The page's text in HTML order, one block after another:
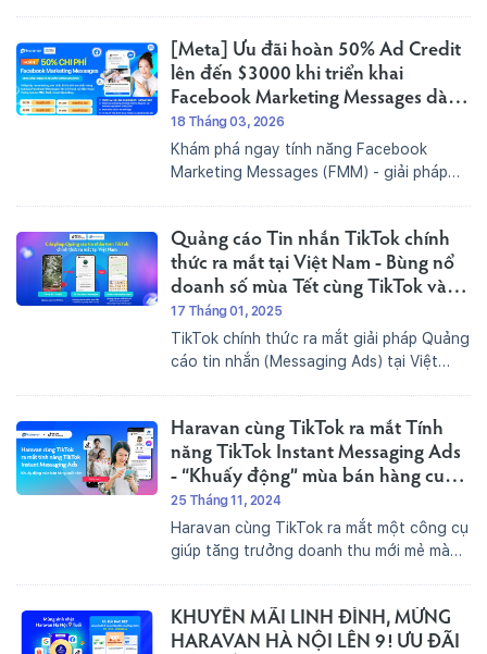
Haravan Harasocial giúp nhà bán hàng
có...
[Meta] Ưu đãi hoàn 50% Ad Credit
lên đến $3000 khi triển khai
Facebook Marketing Messages dành
cho khách hàng Haravan
18 Tháng 03, 2026
Khám phá ngay tính năng Facebook
Marketing Messages (FMM) - giải pháp
Facebook Messenger. Đặc biệt, khách
hàng của Haravan đang được hưởng ưu
đãi...
Quảng cáo Tin nhắn TikTok chính
thức ra mắt tại Việt Nam - Bùng nổ
doanh số mùa Tết cùng TikTok và
Haravan
17 Tháng 01, 2025
TikTok chính thức ra mắt giải pháp Quảng
cáo tin nhắn (Messaging Ads) tại Việt
qua những cuộc trò chuyện liền mạch
với...
Haravan cùng TikTok ra mắt Tính
năng TikTok Instant Messaging Ads
- “Khuấy động” mùa bán hàng cuối
năm
25 Tháng 11, 2024
Haravan cùng TikTok ra mắt một công cụ
giúp tăng trưởng doanh thu mới mẻ mà
tức thì trên TikTok (TikTok Instant
Messaging Ads) là gì?TikTok...
KHUYẾN MÃI LINH ĐÌNH, MỪNG
HARAVAN HÀ NỘI LÊN 9! ƯU ĐÃI